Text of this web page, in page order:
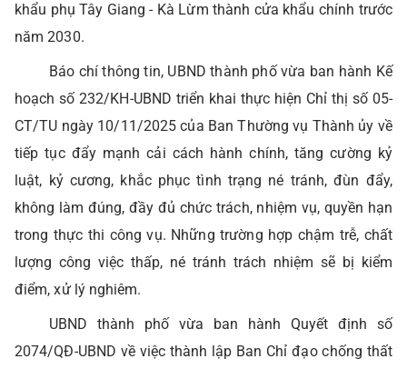
khẩu phụ Tây Giang - Kà Lừm thành cửa khẩu chính trước
năm 2030.
Báo chí thông tin, UBND thành phố vừa ban hành Kế
hoạch số 232/KH-UBND triển khai thực hiện Chỉ thị số 05-
CT/TU ngày 10/11/2025 của Ban Thường vụ Thành ủy về
tiếp tục đẩy mạnh cải cách hành chính, tăng cường kỷ
luật, kỷ cương, khắc phục tình trạng né tránh, đùn đẩy,
không làm đúng, đầy đủ chức trách, nhiệm vụ, quyền hạn
trong thực thi công vụ. Những trường hợp chậm trễ, chất
lượng công việc thấp, né tránh trách nhiệm sẽ bị kiểm
điểm, xử lý nghiêm.
UBND thành phố vừa ban hành Quyết định số
2074/QĐ-UBND về việc thành lập Ban Chỉ đạo chống thất